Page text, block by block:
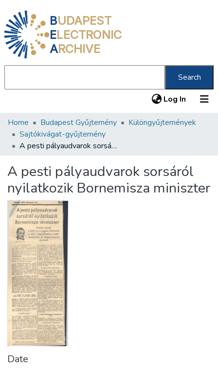
BUDAPEST
ELECTRONIC
ARCHIVE
Search
Log In (current)
Communities & Collections
All of DSpace
About us
Home Budapest Gyűjtemény
Különgyűjtemények
Sajtókivágat-gyűjtemény
A pesti pályaudvarok sorsáról nyilatkozik Bornemisza miniszter
A pesti pályaudvarok sorsáról
nyilatkozik Bornemisza miniszter
Date